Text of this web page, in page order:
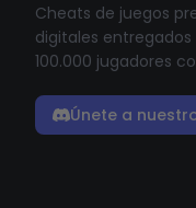
Cheats de juegos
digitales
100.000 jugadores
Únete a